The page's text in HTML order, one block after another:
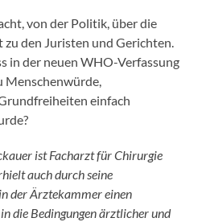
von der Politik, über die
den Juristen und Gerichten.
in der neuen WHO-Verfassung
Menschenwürde,
einfach
ist Facharzt für Chirurgie
auch durch seine
der Ärztekammer einen
die Bedingungen ärztlicher und